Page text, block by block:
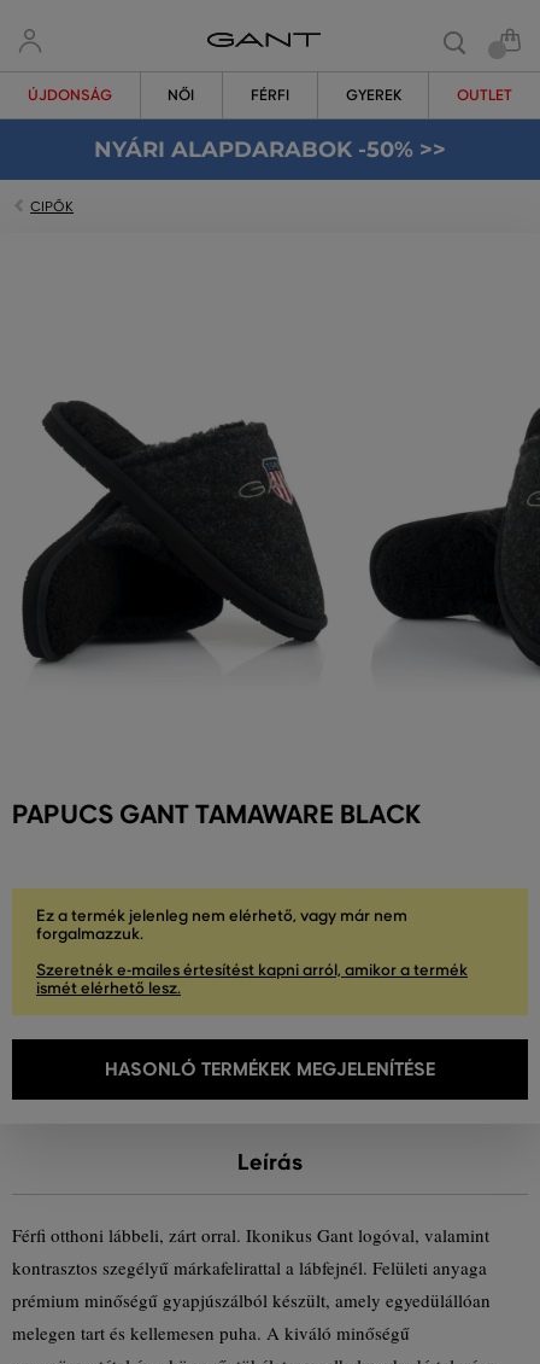
ÚJDONSÁG NŐI FÉRFI GYEREK OUTLET
NYÁRI ALAPDARABOK -50% >>
CIPŐK
PAPUCS GANT TAMAWARE BLACK
Ez a termék jelenleg nem elérhető, vagy már nem
forgalmazzuk.
Szeretnék e-mailes értesítést kapni arról, amikor a termék
ismét elérhető lesz.
HASONLÓ TERMÉKEK MEGJELENÍTÉSE
Leírás
Férfi otthoni lábbeli, zárt orral. Ikonikus Gant logóval, valamint
kontrasztos szegélyű márkafelirattal a lábfejnél. Felületi anyaga
prémium minőségű gyapjúszálból készült, amely egyedülállóan
melegen tart és kellemesen puha. A kiváló minőségű